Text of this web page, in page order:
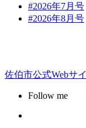
#2026年7月号
#2026年8月号
佐伯市公式Webサ
Follow me